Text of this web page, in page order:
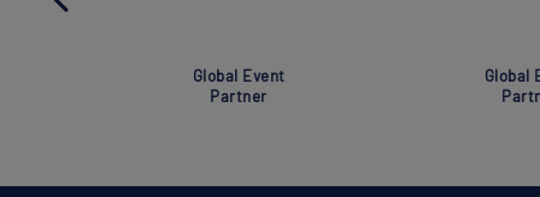
Global Event
Partner
Global
Partner